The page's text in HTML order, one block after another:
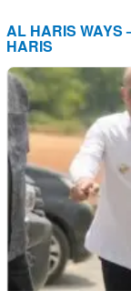
AL HARIS WAYS
HARIS